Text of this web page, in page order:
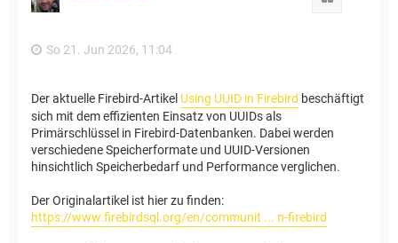
So 21. Jun 2026, 11:04
Der aktuelle Firebird-Artikel Using UUID in Firebird beschäftigt
sich mit dem effizienten Einsatz von UUIDs als
Primärschlüssel in Firebird-Datenbanken. Dabei werden
verschiedene Speicherformate und UUID-Versionen
hinsichtlich Speicherbedarf und Performance verglichen.
Der Originalartikel ist hier zu finden:
https://www.firebirdsql.org/en/communit ... n-firebird